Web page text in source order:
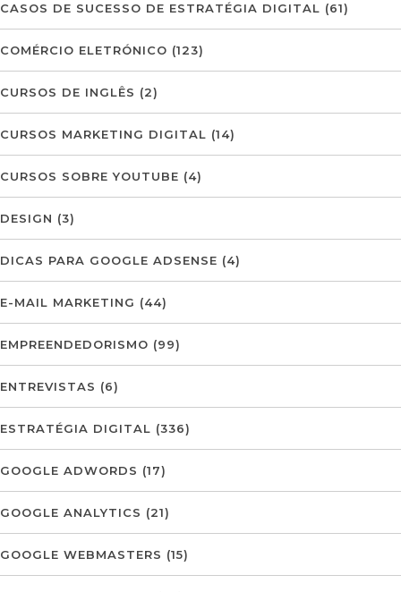
CASOS DE SUCESSO DE ESTRATÉGIA DIGITAL (61)
COMÉRCIO ELETRÓNICO (123)
CURSOS DE INGLÊS (2)
CURSOS MARKETING DIGITAL (14)
CURSOS SOBRE YOUTUBE (4)
DESIGN (3)
DICAS PARA GOOGLE ADSENSE (4)
E-MAIL MARKETING (44)
EMPREENDEDORISMO (99)
ENTREVISTAS (6)
ESTRATÉGIA DIGITAL (336)
GOOGLE ADWORDS (17)
GOOGLE ANALYTICS (21)
GOOGLE WEBMASTERS (15)